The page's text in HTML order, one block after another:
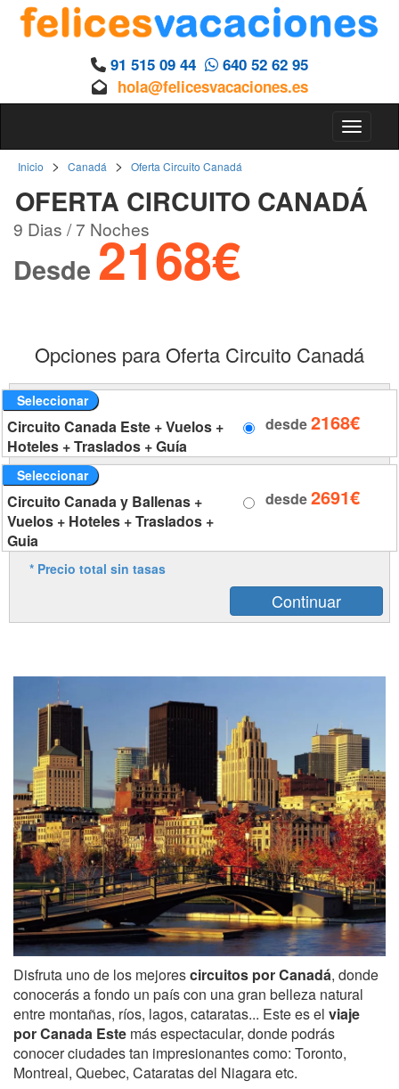
91 515 09 44
640 52 62 95
hola@felicesvacaciones.es
Inicio > Canadá > Oferta Circuito Canadá
OFERTA CIRCUITO CANADÁ
9 Dias / 7 Noches
Desde 2168€
Opciones para Oferta Circuito Canadá
Seleccionar
Circuito Canada Este + Vuelos +
Hoteles + Traslados + Guía
desde2168€
Seleccionar
Circuito Canada y Ballenas +
Vuelos + Hoteles + Traslados +
Guia
desde2691€
* Precio total sin tasas
Disfruta uno de los mejorescircuitos por Canadá, donde
conocerás a fondo un país con una gran belleza natural
entre montañas, ríos, lagos, cataratas... Este es el viaje
porCanada Este más espectacular, donde podrás
conocer ciudades tan impresionantes como: Toronto,
Montreal, Quebec, Cataratas del Niagara etc.